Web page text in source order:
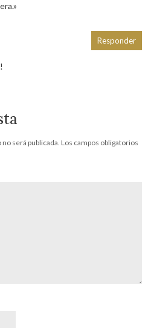
Responder
será publicada. Los campos obligatorios